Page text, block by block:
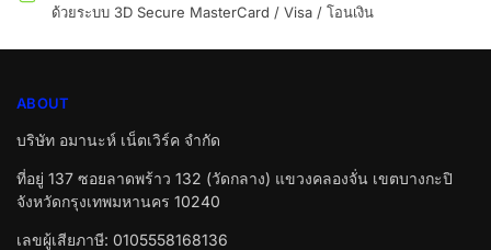
ด้วยระบบ 3D Secure MasterCard / Visa / โอนเงิน
ABOUT
บริษัท อมานะห์ เน็ตเวิร์ค จำกัด
ที่อยู่ 137 ซอยลาดพร้าว 132 (วัดกลาง) แขวงคลองจั่น เขตบางกะปิ
จังหวัดกรุงเทพมหานคร 10240
เลขผู้เสียภาษี: 0105558168136